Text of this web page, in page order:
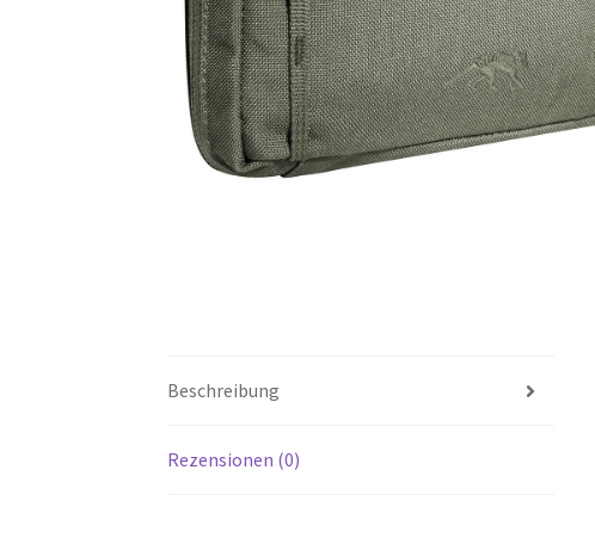
Beschreibung
Rezensionen (0)